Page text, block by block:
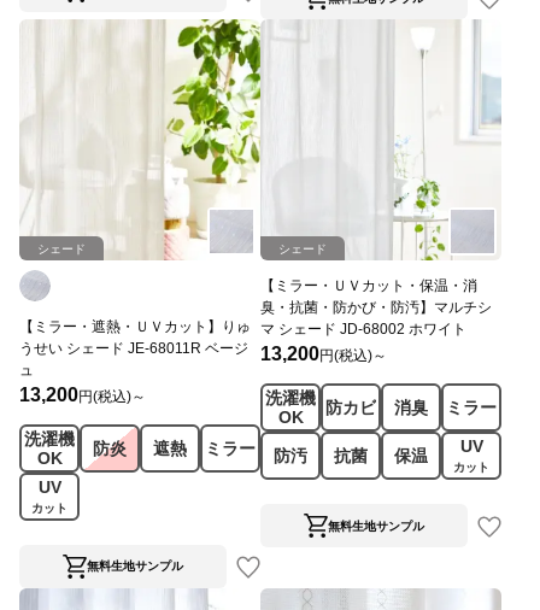
シェード
【ミラー・遮熱・ＵＶカット】りゅ
うせい シェード JE-68011R ベージ
ュ
13,200円(税込)～
洗濯機
OK
防炎 遮熱
ミラー
UV
カット
無料生地サンプル
シェード
【ミラー・ＵＶカット・保温・消
臭・抗菌・防かび・防汚】マルチシ
マ シェード JD-68002 ホワイト
13,200円(税込)～
洗濯機
OK
防カビ 消臭 ミラー
防汚 抗菌 保温 UV
カット
無料生地サンプル